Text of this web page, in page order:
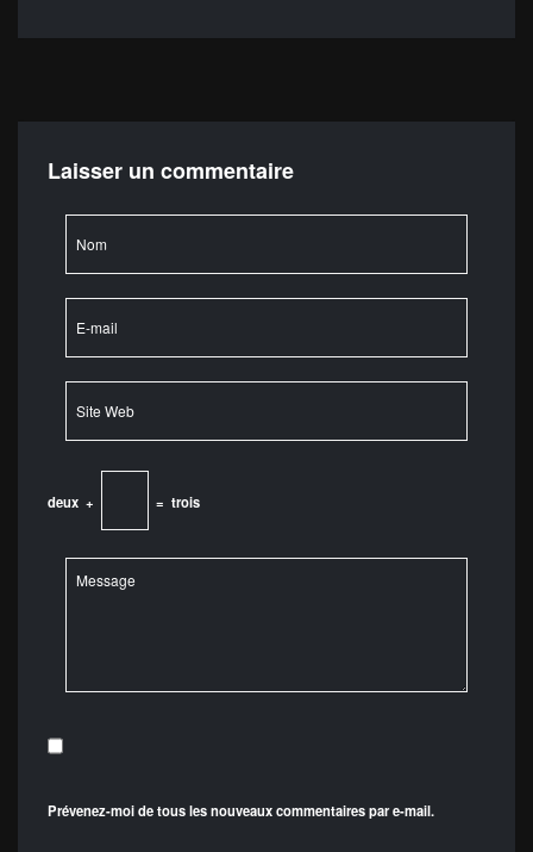
Laisser un commentaire
deux + = trois
Prévenez-moi de tous les nouveaux commentaires par e-mail.